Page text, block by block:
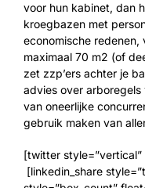
voor hun kabinet, dan
kroegbazen met
economische
maximaal 70 m2 (of
zet zzp’ers achter je
advies over arboregels
van oneerlijke
gebruik maken van
[twitter style=”vertical”
[linkedin_share